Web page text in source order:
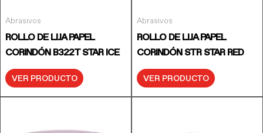
Abrasivos
ROLLO DE LIJA PAPEL
CORINDÓN B322T STAR ICE
VER PRODUCTO
Abrasivos
ROLLO DE LIJA PAPEL
CORINDÓN STR STAR RED
VER PRODUCTO